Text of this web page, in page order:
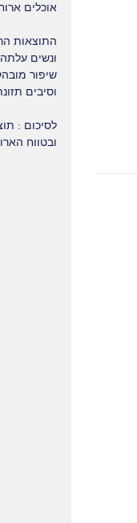
למחלת הסרטן
סביבה / תורשה
סתם מזל רע?
אוכלים
התוצאות
ונשים
וסיבים
לסיכום :
ובטווח